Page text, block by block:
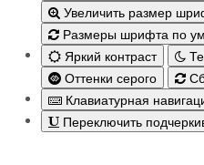
Увеличить размер
Размеры шрифта по
Яркий контраст
Оттенки серого
Клавиатурная
Переключить